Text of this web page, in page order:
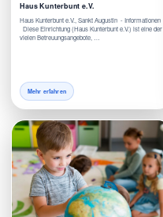
Haus Kunterbunt e.V.
Haus Kunterbunt e.V., Sankt Augustin - Informationen
Diese Einrichtung (Haus Kunterbunt e.V.) ist eine der
vielen Betreuungsangebote, …
Mehr erfahren